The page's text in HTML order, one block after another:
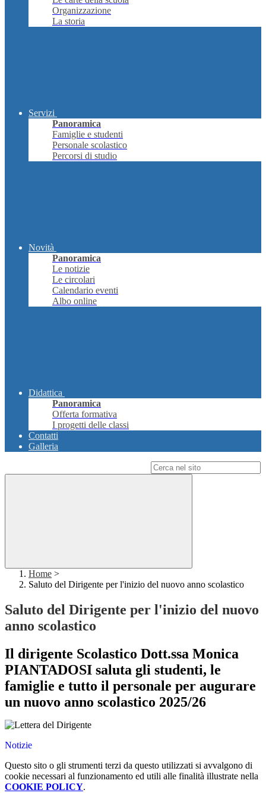
Organizzazione
La storia
Servizi
Panoramica
Famiglie e studenti
Personale scolastico
Percorsi di studio
Novità
Panoramica
Le notizie
Le circolari
Calendario eventi
Albo online
Didattica
Panoramica
Offerta formativa
I progetti delle classi
Contatti
Galleria
Home >
Saluto del Dirigente per l'inizio del nuovo anno scolastico
Saluto del Dirigente per l'inizio del nuovo
anno scolastico
Il dirigente Scolastico Dott.ssa Monica
PIANTADOSI saluta gli studenti, le
famiglie e tutto il personale per augurare
un nuovo anno scolastico 2025/26
Notizie
Questo sito o gli strumenti terzi da questo utilizzati si avvalgono di
cookie necessari al funzionamento ed utili alle finalità illustrate nella
COOKIE POLICY.